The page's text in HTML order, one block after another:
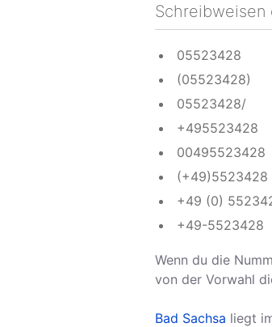
Schreibweisen
05523428
(05523428)
05523428/
+495523428
00495523428
(+49)5523428
+49 (0)
+49-5523428
Wenn du die
von der Vorwahl
Bad Sachsa liegt